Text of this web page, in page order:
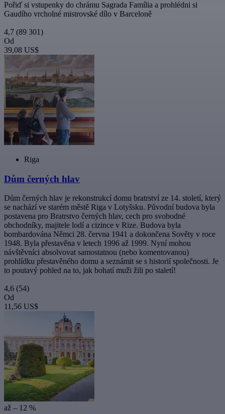
Pořiď si vstupenky do chrámu Sagrada Família a prohlédni si
Gaudího vrcholné mistrovské dílo v Barceloně
4,7 (89 301)
Od
39,08 US$
Riga
Dům černých hlav
Dům černých hlav je rekonstrukcí domu bratrství ze 14. století, který
se nachází ve starém městě Riga v Lotyšsku. Původní budova byla
postavena pro Bratrstvo černých hlav, cech pro svobodné
obchodníky, majitele lodí a cizince v Rize. Budova byla
bombardována Němci 28. června 1941 a dokončena Sověty v roce
1948. Byla přestavěna v letech 1996 až 1999. Nyní mohou
návštěvníci absolvovat samostatnou (nebo komentovanou)
prohlídku přestavěného domu a seznámit se s historií společnosti. Je
to poutavý pohled na to, jak bohatí muži žili po staletí!
4,6 (54)
Od
11,56 US$
až – 12 %